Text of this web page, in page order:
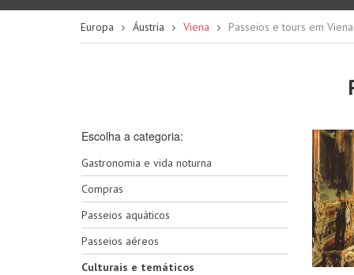
Europa Áustria Viena Passeios e tours em Viena
Escolha a categoria:
Gastronomia e vida noturna
Compras
Passeios aquáticos
Passeios aéreos
Culturais e temáticos